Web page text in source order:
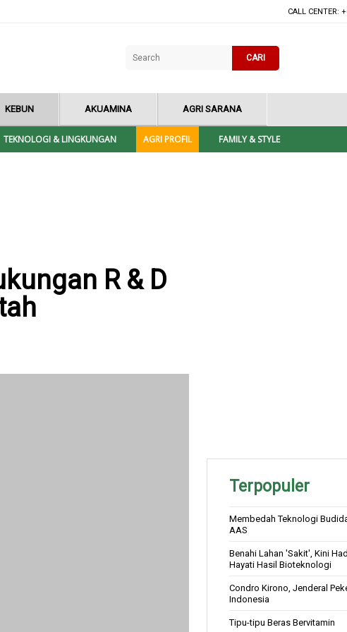
CALL CENTER:
CARI
KEBUN AKUAMINA AGRI SARANA
TEKNOLOGI & LINGKUNGAN AGRI PROFIL FAMILY & STYLE
R & D
Terpopuler
Membedah Teknologi
AAS
Benahi Lahan 'Sakit', Kini
Hayati Hasil Bioteknologi
Condro Kirono, Jenderal
Indonesia
Tipu-tipu Beras Bervitamin